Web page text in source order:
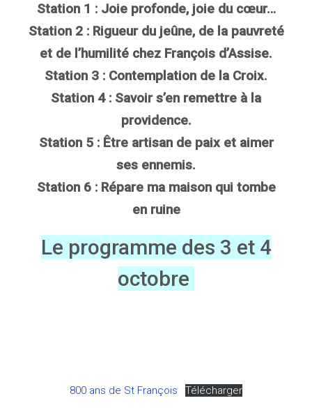
Station 1 : Joie profonde, joie du cœur…
Station 2 : Rigueur du jeûne, de la pauvreté
et de l’humilité chez François d’Assise.
Station 3 : Contemplation de la Croix.
Station 4 : Savoir s’en remettre à la
providence.
Station 5 : Être artisan de paix et aimer
ses ennemis.
Station 6 : Répare ma maison qui tombe
en ruine
Le programme des 3 et 4
octobre
800 ans de St François Télécharger